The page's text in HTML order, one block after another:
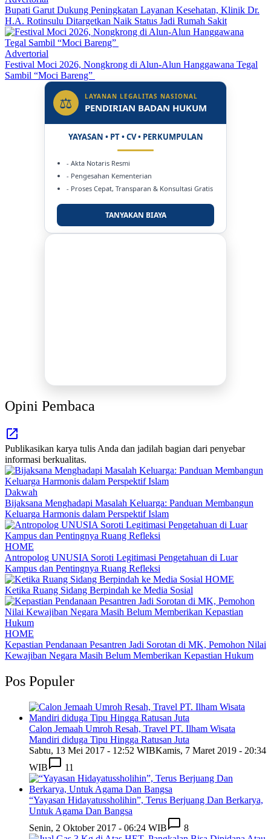
Bupati Garut Dukung Peningkatan Layanan Kesehatan, Klinik Dr.
H.A. Rotinsulu Ditargetkan Naik Status Jadi Rumah Sakit
Advertorial
Festival Moci 2026, Nongkrong di Alun-Alun Hanggawana Tegal
Sambil “Moci Bareng”
⚖ LAYANAN LEGALITAS NASIONAL
PENDIRIAN BADAN HUKUM
YAYASAN • PT • CV • PERKUMPULAN
- Akta Notaris Resmi
- Pengesahan Kementerian
- Proses Cepat, Transparan & Konsultasi Gratis
TANYAKAN BIAYA
Opini Pembaca
Publikasikan karya tulis Anda dan jadilah bagian dari penyebar
informasi berkualitas.
Dakwah
Bijaksana Menghadapi Masalah Keluarga: Panduan Membangun
Keluarga Harmonis dalam Perspektif Islam
HOME
Antropolog UNUSIA Soroti Legitimasi Pengetahuan di Luar
Kampus dan Pentingnya Ruang Refleksi
HOME
Ketika Ruang Sidang Berpindah ke Media Sosial
HOME
Kepastian Pendanaan Pesantren Jadi Sorotan di MK, Pemohon Nilai
Kewajiban Negara Masih Belum Memberikan Kepastian Hukum
Pos Populer
Calon Jemaah Umroh Resah, Travel PT. Ilham Wisata
Mandiri diduga Tipu Hingga Ratusan Juta
Sabtu, 13 Mei 2017 - 12:52 WIBKamis, 7 Maret 2019 - 20:34
WIB
11
“Yayasan Hidayatussholihin”, Terus Berjuang Dan Berkarya,
Untuk Agama Dan Bangsa
Senin, 2 Oktober 2017 - 06:24 WIB
8